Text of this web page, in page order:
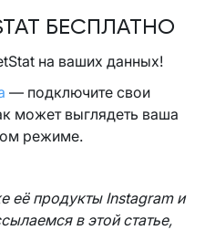
БЕСПЛАТНО
на ваших данных!
— подключите свои
может выглядеть ваша
режиме.
её продукты Instagram и
в этой статье,